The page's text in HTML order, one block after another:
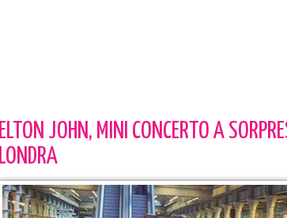
ELTON JOHN, MINI CONCERTO A
LONDRA